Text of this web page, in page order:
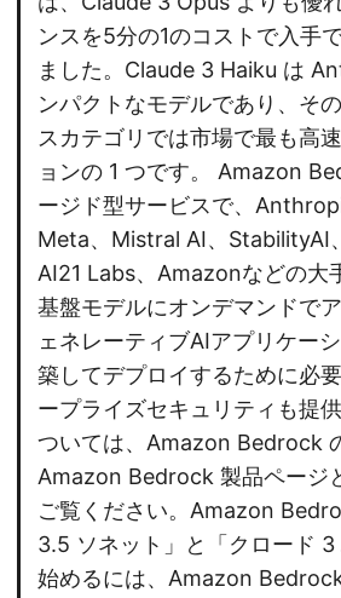
ンスを5分の1のコストで入手
ました。Claude 3 Haiku は
ンパクトなモデルであり、そ
スカテゴリでは市場で最も高
ョンの 1 つです。 Amazon
ージド型サービスで、
Meta、Mistral AI、StabilityAI
AI21 Labs、Amazonなどの大
基盤モデルにオンデマンドで
ェネレーティブAIアプリケー
築してデプロイするために必
ープライズセキュリティも提
ついては、Amazon Bedrock
Amazon Bedrock 製品ページ
ご覧ください。Amazon
3.5 ソネット」と「クロード
始めるには、Amazon